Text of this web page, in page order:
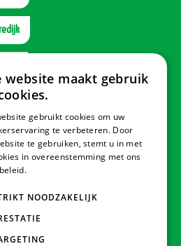
website maakt gebruik
gebruikt cookies om uw
te verbeteren. Door
te gebruiken, stemt u in met
in overeenstemming met ons
NOODZAKELIJK